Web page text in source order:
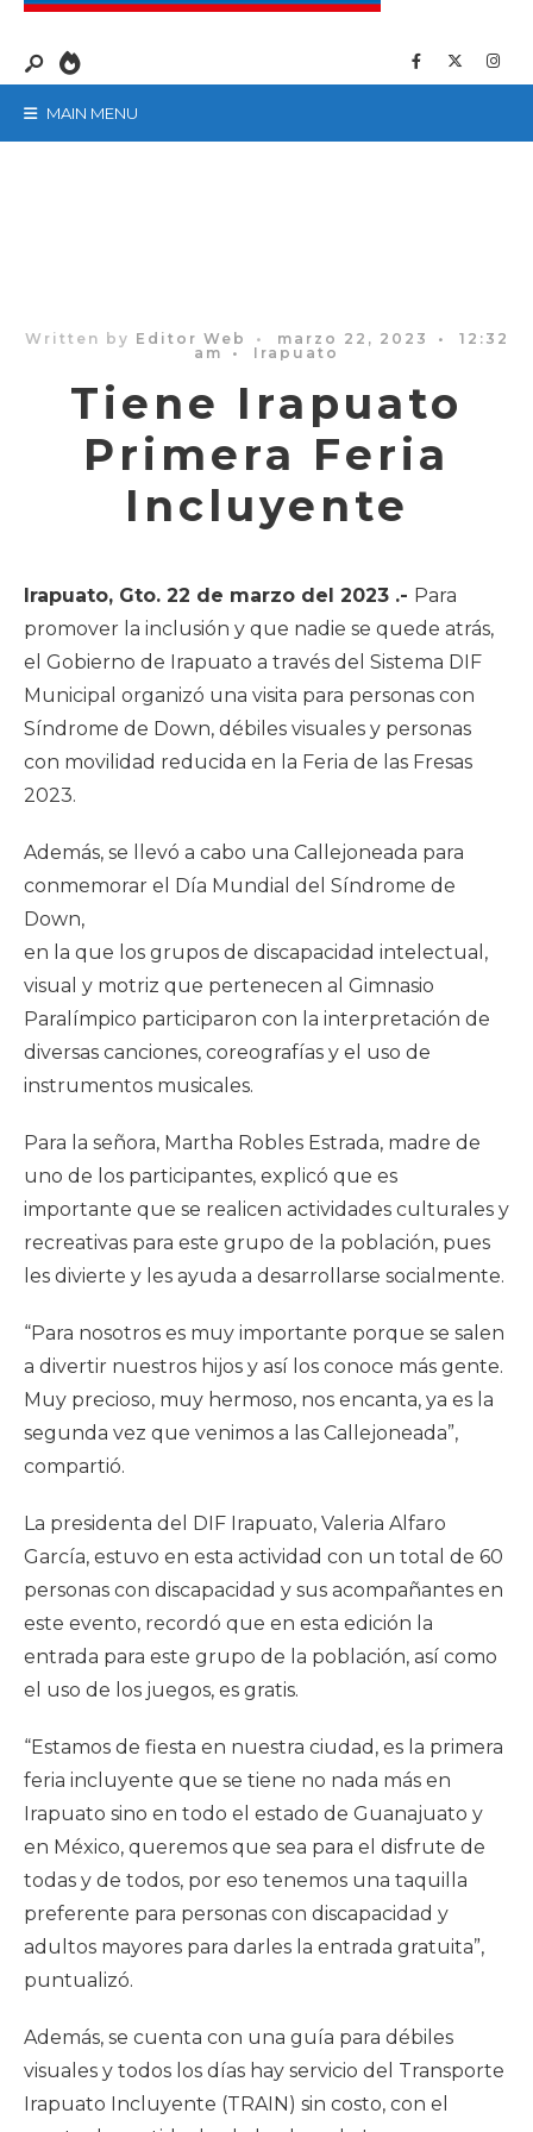
MAIN MENU
Written by Editor Web • marzo 22, 2023 •
12:32
am
• Irapuato
Tiene Irapuato
Primera Feria
Incluyente
Irapuato, Gto. 22 de marzo del 2023 .- Para
promover la inclusión y que nadie se quede atrás,
el Gobierno de Irapuato a través del Sistema DIF
Municipal organizó una visita para personas con
Síndrome de Down, débiles visuales y personas
con movilidad reducida en la Feria de las Fresas
2023.
Además, se llevó a cabo una Callejoneada para
conmemorar el Día Mundial del Síndrome de
Down,
en la que los grupos de discapacidad intelectual,
visual y motriz que pertenecen al Gimnasio
Paralímpico participaron con la interpretación de
diversas canciones, coreografías y el uso de
instrumentos musicales.
Para la señora, Martha Robles Estrada, madre de
uno de los participantes, explicó que es
importante que se realicen actividades culturales y
recreativas para este grupo de la población, pues
les divierte y les ayuda a desarrollarse socialmente.
“Para nosotros es muy importante porque se salen
a divertir nuestros hijos y así los conoce más gente.
Muy precioso, muy hermoso, nos encanta, ya es la
segunda vez que venimos a las Callejoneada”,
compartió.
La presidenta del DIF Irapuato, Valeria Alfaro
García, estuvo en esta actividad con un total de 60
personas con discapacidad y sus acompañantes en
este evento, recordó que en esta edición la
entrada para este grupo de la población, así como
el uso de los juegos, es gratis.
“Estamos de fiesta en nuestra ciudad, es la primera
feria incluyente que se tiene no nada más en
Irapuato sino en todo el estado de Guanajuato y
en México, queremos que sea para el disfrute de
todas y de todos, por eso tenemos una taquilla
preferente para personas con discapacidad y
adultos mayores para darles la entrada gratuita”,
puntualizó.
Además, se cuenta con una guía para débiles
visuales y todos los días hay servicio del Transporte
Irapuato Incluyente (TRAIN) sin costo, con el